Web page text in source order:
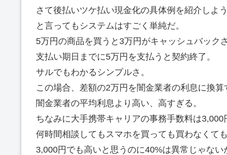
さて後払いツケ払い現金化の具体例を紹介しよう
と言ってもシステムはすごく単純だ。
5万円の商品を買うと3万円がキャッシュバックさ
支払い期日までに5万円を支払うと契約終了。
サルでもわかるシンプルさ。
この場合、差額の2万円を闇金業者の利息に換算
闇金業者の平均利息より高い、高すぎる。
ちなみに大手携帯キャリアの事務手数料は3,000
何時間相談してもスマホを買っても買わなくても
3,000円でも高いと思うのに40%は異常じゃない